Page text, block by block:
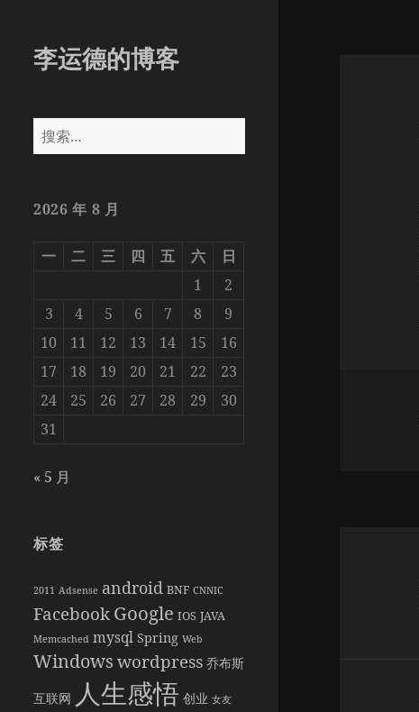
李运德的博客
搜
索：
2026 年 8 月
一 二 三 四 五 六
日
1
2
3
4 5 6 7 8
9
10
11 12 13 14 15
16
17
18 19 20 21 22
23
24
25 26 27 28 29
30
31
« 5 月
标签
2011 Adsense android BNF CNNIC
FacebookGoogle IOS JAVA
Memcached mysql Spring Web
Windowswordpress 乔布斯
互联网 人生感悟 创业 女友